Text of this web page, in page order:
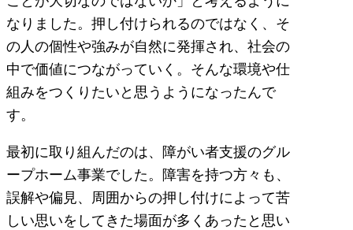
なりました。押し付けられるのではなく、そ
の人の個性や強みが自然に発揮され、社会の
中で価値につながっていく。そんな環境や仕
組みをつくりたいと思うようになったんで
す。
最初に取り組んだのは、障がい者支援のグル
ープホーム事業でした。障害を持つ方々も、
誤解や偏見、周囲からの押し付けによって苦
しい思いをしてきた場面が多くあったと思い